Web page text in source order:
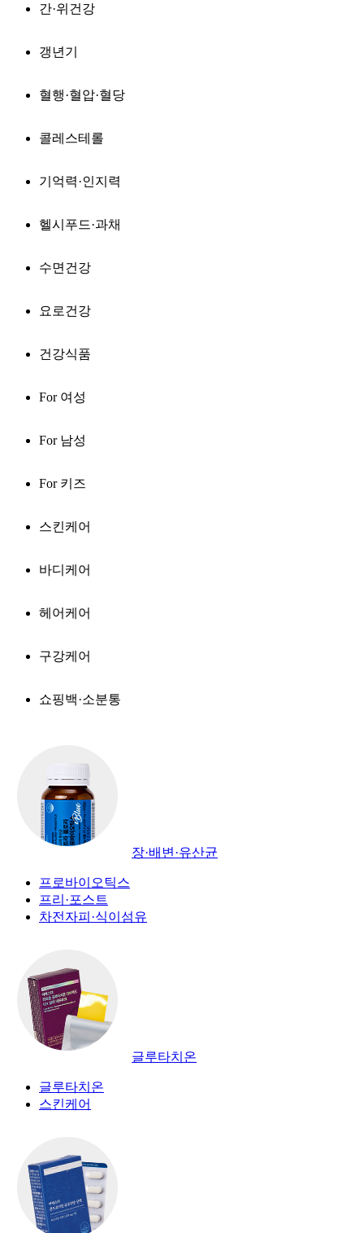
간·위건강
갱년기
혈행·혈압·혈당
콜레스테롤
기억력·인지력
헬시푸드·과채
수면건강
요로건강
건강식품
For 여성
For 남성
For 키즈
스킨케어
바디케어
헤어케어
구강케어
쇼핑백·소분통
장·배변·유산균
프로바이오틱스
프리·포스트
차전자피·식이섬유
글루타치온
글루타치온
스킨케어